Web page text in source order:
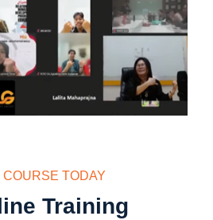
TODAY
Training